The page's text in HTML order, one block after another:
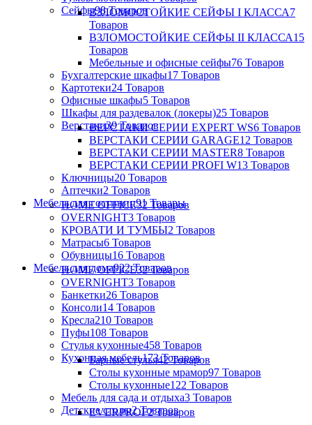
Сейфы98 Товаров
ВЗЛОМОСТОЙКИЕ СЕЙФЫ I КЛАССА7
Товаров
ВЗЛОМОСТОЙКИЕ СЕЙФЫ II КЛАССА15
Товаров
Мебельные и офисные сейфы76 Товаров
Бухгалтерские шкафы17 Товаров
Картотеки24 Товаров
Офисные шкафы5 Товаров
Шкафы для раздевалок (локеры)25 Товаров
Верстаки39 Товаров
ВЕРСТАКИ СЕРИИ EXPERT WS6 Товаров
ВЕРСТАКИ СЕРИИ GARAGE12 Товаров
ВЕРСТАКИ СЕРИИ MASTER8 Товаров
ВЕРСТАКИ СЕРИИ PROFI W13 Товаров
Ключницы20 Товаров
Аптечки2 Товаров
Мебель для гостиниц91 Товары
HOME OFFICE32 Товаров
OVERNIGHT3 Товаров
КРОВАТИ И ТУМБЫ2 Товаров
Матрасы6 Товаров
Обувницы16 Товаров
Мебель для дома922 Товаров
HOME OFFICE32 Товаров
OVERNIGHT3 Товаров
Банкетки26 Товаров
Консоли14 Товаров
Кресла210 Товаров
Пуфы108 Товаров
Стулья кухонные458 Товаров
Кухонная мебель173 Товаров
Барные стулья42 Товаров
Столы кухонные мрамор97 Товаров
Столы кухонные122 Товаров
Мебель для сада и отдыха3 Товаров
Детские столы2 Товаров
EVERPROF2 Товаров